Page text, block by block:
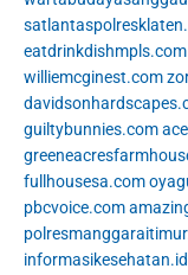
eatdrinkdishmpls.com
williemcginest.com
guiltybunnies.com
fullhousesa.com
pbcvoice.com
informasikesehatan.id